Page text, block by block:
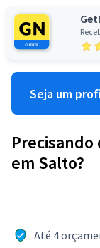
Seja um
Precisando
em Salto?
Até 4